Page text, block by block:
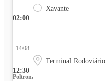
02:00
Xavante
12:30
14/08
Terminal
Poltrona